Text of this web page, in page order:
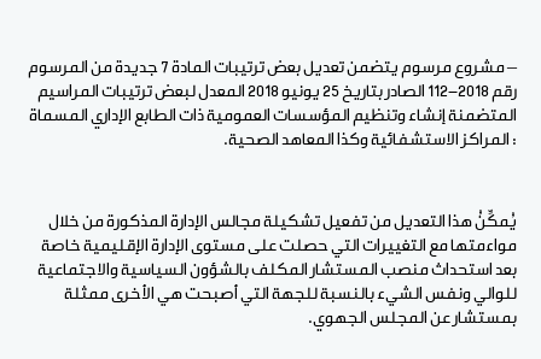
– مشروع مرسوم يتضمن تعديل بعض ترتيبات المادة 7 جديدة من المرسوم
رقم 2018-112 الصادر بتاريخ 25 يونيو 2018 المعدل لبعض ترتيبات المراسيم
المتضمنة إنشاء وتنظيم المؤسسات العمومية ذات الطابع الإداري المسماة
: المراكز الاستشفائية وكذا المعاهد الصحية.
يُمكِّنُ هذا التعديل من تفعيل تشكيلة مجالس الإدارة المذكورة من خلال
مواءمتها مع التغييرات التي حصلت على مستوى الإدارة الإقليمية خاصة
بعد استحداث منصب المستشار المكلف بالشؤون السياسية والاجتماعية
للوالي ونفس الشيء بالنسبة للجهة التي أصبحت هي الأخرى ممثلة
بمستشار عن المجلس الجهوي.